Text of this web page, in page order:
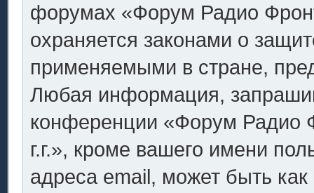
форумах «Форум Радио
охраняется законами о
применяемыми в стране,
Любая информация,
конференции «Форум Радио
г.г.», кроме вашего имени
адреса email, может быть